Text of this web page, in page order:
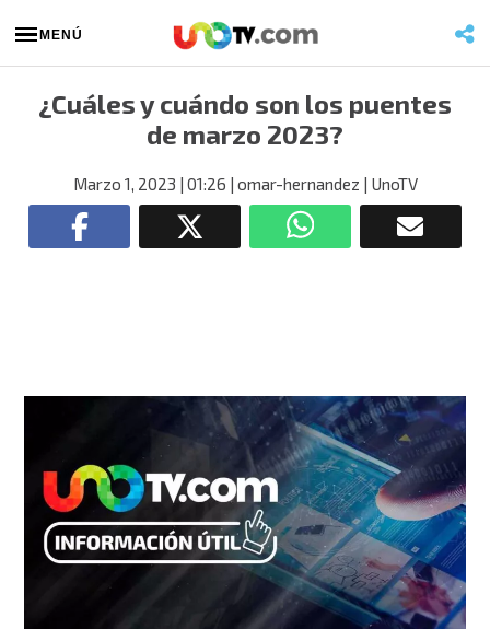
MENÚ
¿Cuáles y cuándo son los puentes
de marzo 2023?
Marzo 1, 2023 | 01:26 | omar-hernandez | UnoTV